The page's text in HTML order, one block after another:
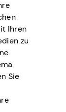
Ihren
zu
Sie